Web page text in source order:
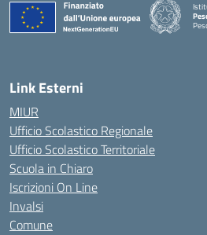
Link Esterni
MIUR
Ufficio Scolastico Regionale
Ufficio Scolastico Territoriale
Scuola in Chiaro
Iscrizioni On Line
Invalsi
Comune